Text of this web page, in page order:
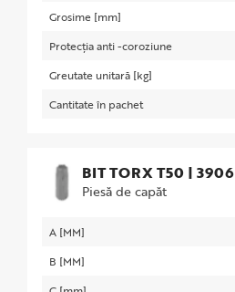
Grosime [mm]
Protecția anti -coroziune
Greutate unitară [kg]
Cantitate în pachet
BIT TORX T50 | 3906
Piesă de capăt
A [MM]
B [MM]